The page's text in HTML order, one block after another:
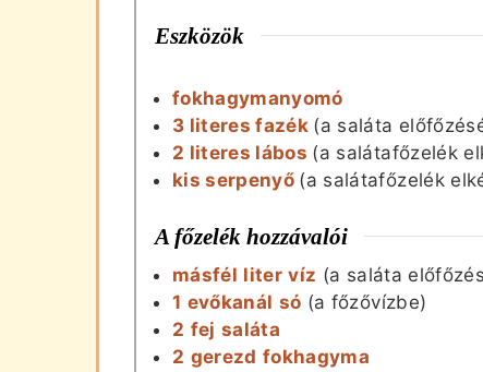
Eszközök
fokhagymanyomó
3 literes fazék (a saláta
2 literes lábos (a salátafőzelék
kis serpenyő (a salátafőzelék
A főzelék hozzávalói
másfél liter víz (a saláta
1 evőkanál só (a főzővízbe)
2 fej saláta
2 gerezd fokhagyma